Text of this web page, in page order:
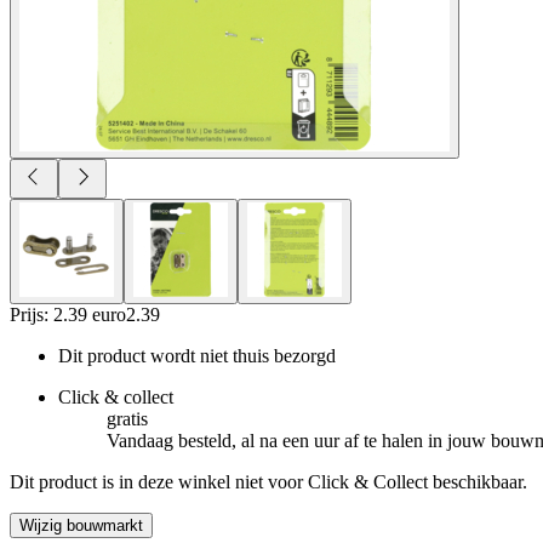
Prijs: 2.39 euro2.39
Dit product wordt niet thuis bezorgd
Click & collect
gratis
Vandaag besteld, al na een uur af te halen in jouw
Dit product is in deze winkel niet voor Click & Collect beschikbaar.
Wijzig bouwmarkt